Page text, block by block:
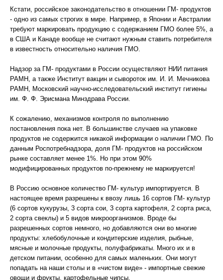
Кстати, российское законодательство в отношении ГМ- продуктов
- одно из самых строгих в мире. Например, в Японии и Австралии
требуют маркировать продукцию с содержанием ГМО более 5%, а
в США и Канаде вообще не считают нужным ставить потребителя
в известность относительно наличия ГМО.
Надзор за ГМ- продуктами в России осуществляют НИИ питания
РАМН, а также Институт вакцин и сывороток им. И. И. Мечникова
РАМН, Московский научно-исследовательский институт гигиены
им. Ф. Ф. Эрисмана Минздрава России.
К сожалению, механизмов контроля по выполнению
постановления пока нет. В большинстве случаев на упаковке
продуктов не содержится никакой информации о наличии ГМО. По
данным Роспотребнадзора, доля ГМ- продуктов на российском
рынке составляет менее 1%. Но при этом 90%
модифицированных продуктов по-прежнему не маркируется!
В Россию основное количество ГМ- культур импортируется. В
настоящее время разрешены к ввозу лишь 16 сортов ГМ- культур
(6 сортов кукурузы, 3 сорта сои, 3 сорта картофеля, 2 сорта риса,
2 сорта свеклы) и 5 видов микроорганизмов. Вроде бы
разрешенных сортов немного, но добавляются они во многие
продукты: хлебобулочные и кондитерские изделия, рыбные,
мясные и молочные продукты, полуфабрикаты. Много их и в
детском питании, особенно для самых маленьких. Они могут
попадать на наши столы и в «чистом виде» - импортные свежие
овощи и фрукты, картофельные чипсы.